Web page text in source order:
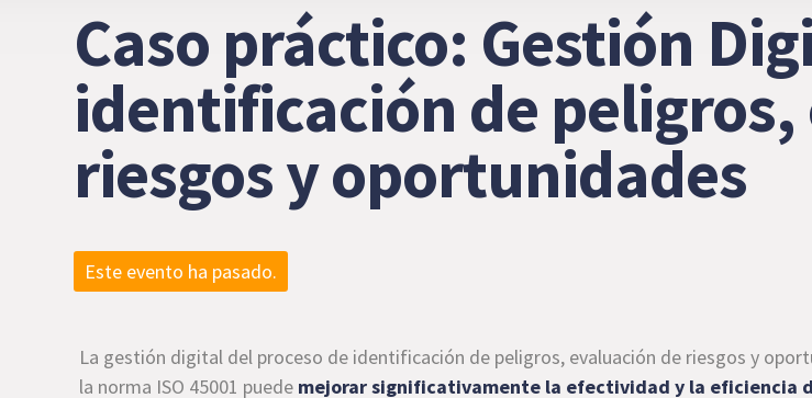
Caso práctico: Gestión
identificación de
riesgos y oportunidades
Este evento ha pasado.
La gestión digital del proceso de identificación de peligros, evaluación de riesgos y
la norma ISO 45001 puede mejorar significativamente la efectividad y la eficiencia